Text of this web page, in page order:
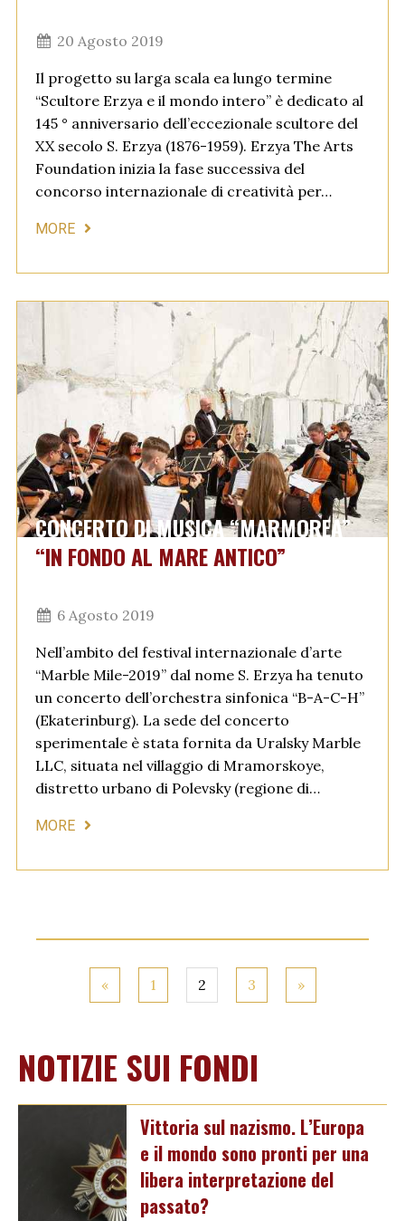
20 Agosto 2019
Il progetto su larga scala ea lungo termine
“Scultore Erzya e il mondo intero” è dedicato al
145 ° anniversario dell’eccezionale scultore del
XX secolo S. Erzya (1876-1959). Erzya The Arts
Foundation inizia la fase successiva del
concorso internazionale di creatività per…
MORE
CONCERTO DI MUSICA “MARMOREA”
“IN FONDO AL MARE ANTICO”
6 Agosto 2019
Nell’ambito del festival internazionale d’arte
“Marble Mile-2019” dal nome S. Erzya ha tenuto
un concerto dell’orchestra sinfonica “B-A-C-H”
(Ekaterinburg). La sede del concerto
sperimentale è stata fornita da Uralsky Marble
LLC, situata nel villaggio di Mramorskoye,
distretto urbano di Polevsky (regione di…
MORE
« 1 2 3 »
NOTIZIE SUI FONDI
Vittoria sul nazismo. L’Europa
e il mondo sono pronti per una
libera interpretazione del
passato?